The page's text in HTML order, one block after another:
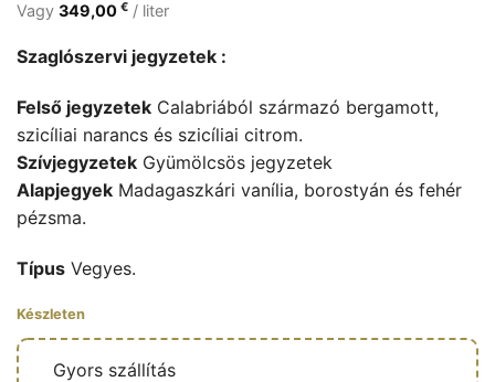
Vagy 349,00 € / liter
Szaglószervi jegyzetek :
Felső jegyzetek Calabriából származó bergamott,
szicíliai narancs és szicíliai citrom.
Szívjegyzetek Gyümölcsös jegyzetek
Alapjegyek Madagaszkári vanília, borostyán és fehér
pézsma.
Típus Vegyes.
Készleten
Gyors szállítás